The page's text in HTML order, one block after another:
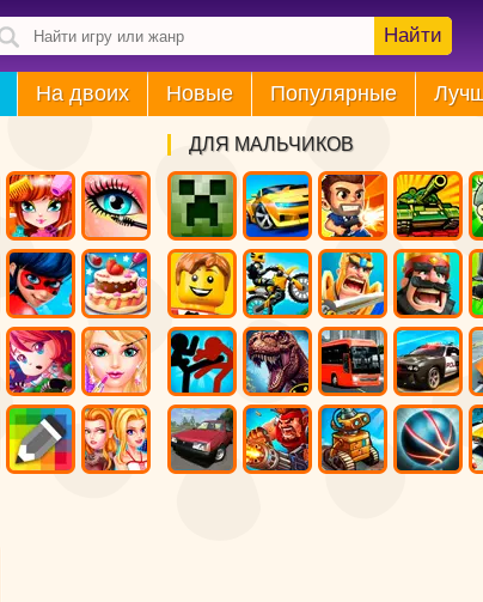
Найти
На двоих Новые Популярные
ДЛЯ МАЛЬЧИКОВ